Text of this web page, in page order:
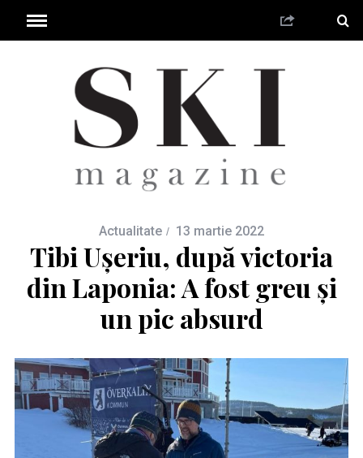
Actualitate 13 martie 2022
Tibi Ușeriu, după victoria
din Laponia: A fost greu și
un pic absurd